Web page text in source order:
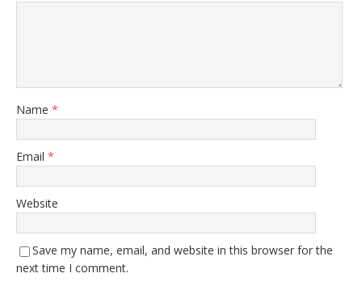
Name *
Email *
Website
Save my name, email, and website in this browser for the
next time I comment.